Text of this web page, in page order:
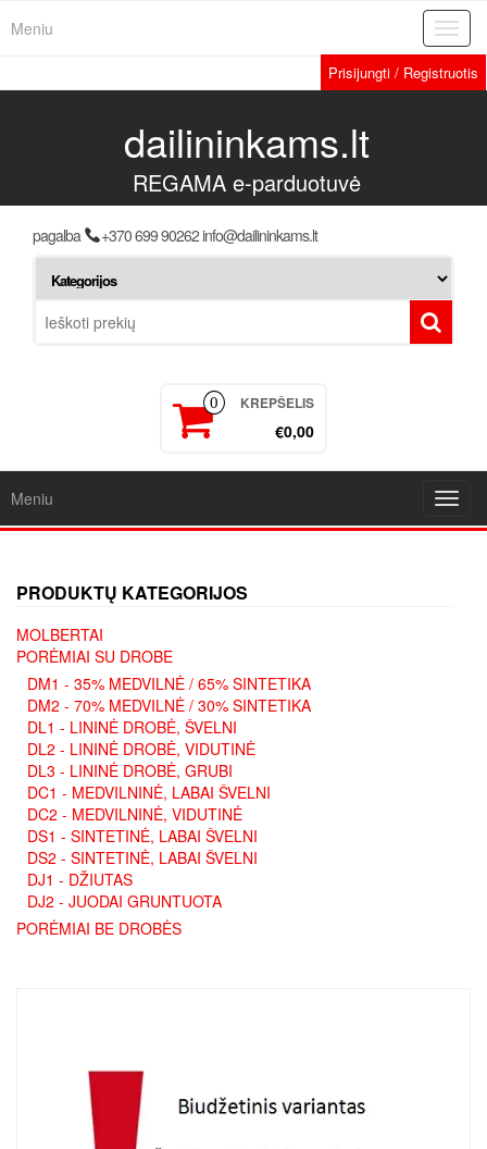
Meniu
Prisijungti / Registruotis
dailininkams.lt
REGAMA e-parduotuvė
pagalba +370 699 90262 info@dailininkams.lt
0 KREPŠELIS
€0,00
Meniu
PRODUKTŲ KATEGORIJOS
MOLBERTAI
PORĖMIAI SU DROBE
DM1 - 35% MEDVILNĖ / 65% SINTETIKA
DM2 - 70% MEDVILNĖ / 30% SINTETIKA
DL1 - LININĖ DROBĖ, ŠVELNI
DL2 - LININĖ DROBĖ, VIDUTINĖ
DL3 - LININĖ DROBĖ, GRUBI
DC1 - MEDVILNINĖ, LABAI ŠVELNI
DC2 - MEDVILNINĖ, VIDUTINĖ
DS1 - SINTETINĖ, LABAI ŠVELNI
DS2 - SINTETINĖ, LABAI ŠVELNI
DJ1 - DŽIUTAS
DJ2 - JUODAI GRUNTUOTA
PORĖMIAI BE DROBĖS